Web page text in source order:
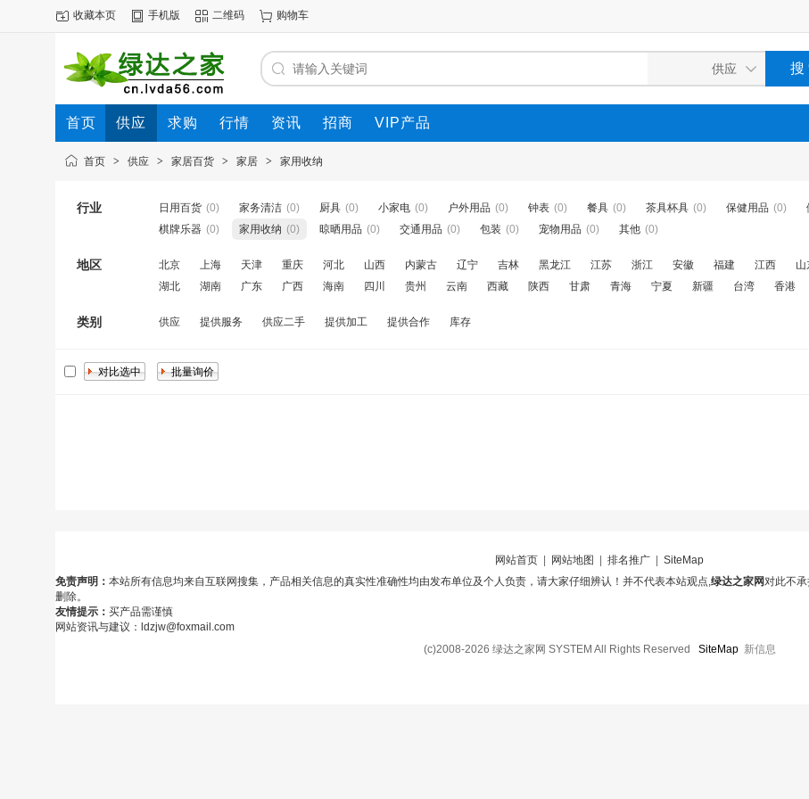
收藏本页 手机版 二维码 购物车
首页 供应 求购 行情 资讯 招商 VIP产品
首页 > 供应 > 家居百货 > 家居 > 家用收纳
行业 日用百货 (0) 家务清洁 (0) 厨具 (0) 小家电 (0) 户外用品 (0) 钟表 (0) 餐具 (0) 茶具杯具 (0) 保健用品 (0)
棋牌乐器 (0) 家用收纳 (0) 晾晒用品 (0) 交通用品 (0) 包装 (0) 宠物用品 (0) 其他 (0)
地区 北京 上海 天津 重庆 河北 山西 内蒙古 辽宁 吉林 黑龙江 江苏 浙江 安徽 福建 江西 山
湖北
湖南 广东 广西 海南 四川 贵州 云南 西藏 陕西 甘肃 青海 宁夏 新疆 台湾 香港
类别 供应 提供服务 供应二手 提供加工 提供合作 库存
网站首页 网站地图 排名推广
SiteMap
免责声明： 本站所有信息均来自互联网搜集，产品相关信息的真实性准确性均由发布单位及个人负责，请大家仔细辨认！并不代表本站观点,绿达之家网对此不
删除。
友情提示： 买产品需谨慎
网站资讯与建议：ldzjw@foxmail.com
(c)2008-2026 绿达之家网 SYSTEM All Rights Reserved SiteMap 新信息